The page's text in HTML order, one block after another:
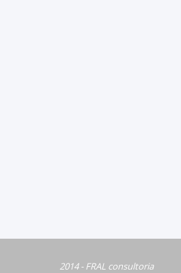
2014 - FRAL consultoria